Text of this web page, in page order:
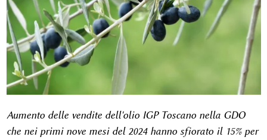
Aumento delle vendite dell'olio IGP Toscano nella GDO
che nei primi nove mesi del 2024 hanno sfiorato il 15% per